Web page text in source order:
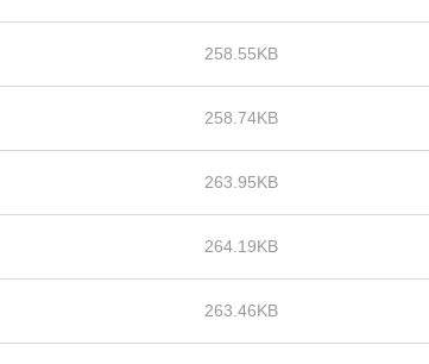
258.55KB
258.74KB
263.95KB
264.19KB
263.46KB